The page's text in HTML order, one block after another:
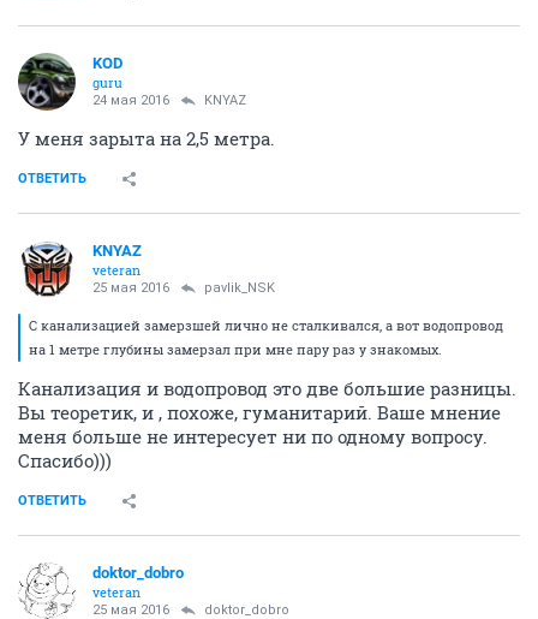
KOD
guru
24 мая 2016 KNYAZ
У меня зарыта на 2,5 метра.
ОТВЕТИТЬ
KNYAZ
veteran
25 мая 2016 pavlik_NSK
С канализацией замерзшей лично не сталкивался, а вот водопровод
на 1 метре глубины замерзал при мне пару раз у знакомых.
Канализация и водопровод это две большие разницы.
Вы теоретик, и , похоже, гуманитарий. Ваше мнение
меня больше не интересует ни по одному вопросу.
Спасибо)))
ОТВЕТИТЬ
doktor_dobro
veteran
25 мая 2016 doktor_dobro